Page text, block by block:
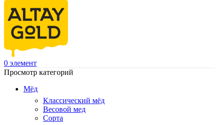
0 элемент
Просмотр категорий
Мёд
Классический мёд
Весовой мед
Сорта